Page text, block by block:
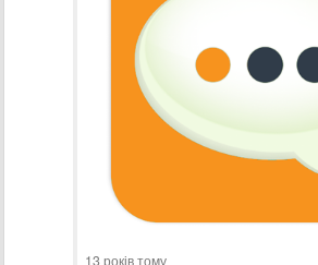
13 років тому